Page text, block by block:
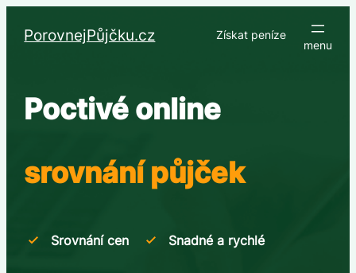
PorovnejPůjčku.cz Získat peníze
Poctivé online
srovnání půjček
Srovnání cen Snadné a rychlé